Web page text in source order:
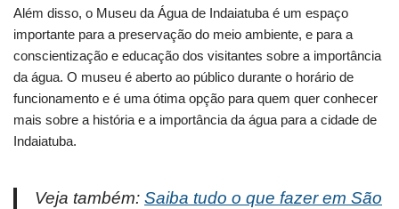
Além disso, o Museu da Água de Indaiatuba é um espaço
importante para a preservação do meio ambiente, e para a
conscientização e educação dos visitantes sobre a importância
da água. O museu é aberto ao público durante o horário de
funcionamento e é uma ótima opção para quem quer conhecer
mais sobre a história e a importância da água para a cidade de
Indaiatuba.
Veja também: Saiba tudo o que fazer em São